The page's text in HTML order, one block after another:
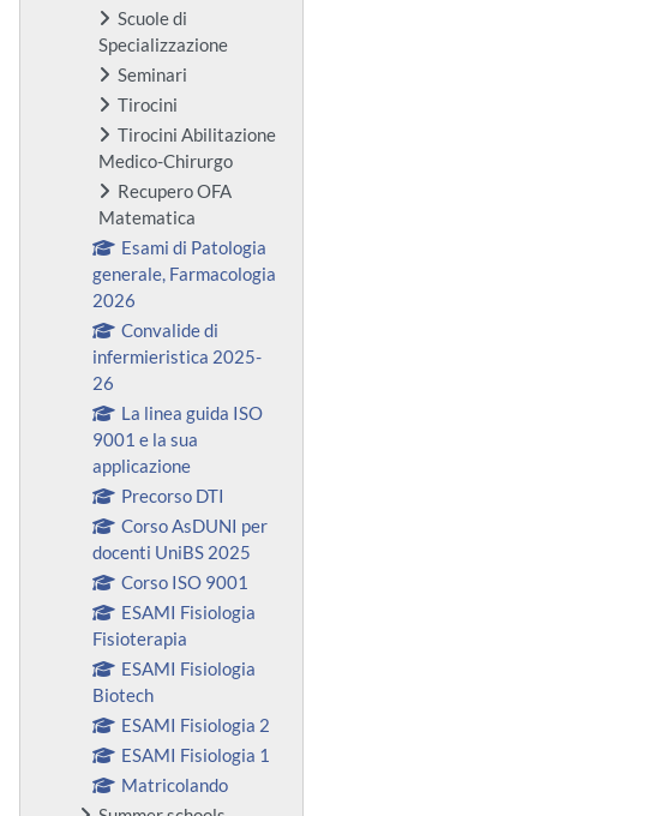
Scuole di
Specializzazione
Seminari
Tirocini
Tirocini Abilitazione
Medico-Chirurgo
Recupero OFA
Matematica
Esami di Patologia
generale, Farmacologia
2026
Convalide di
infermieristica 2025-
26
La linea guida ISO
9001 e la sua
applicazione
Precorso DTI
Corso AsDUNI per
docenti UniBS 2025
Corso ISO 9001
ESAMI Fisiologia
Fisioterapia
ESAMI Fisiologia
Biotech
ESAMI Fisiologia 2
ESAMI Fisiologia 1
Matricolando